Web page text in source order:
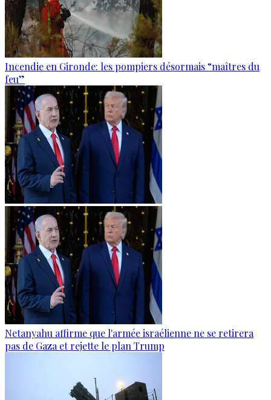
Incendie en Gironde: les pompiers désormais “maîtres du
feu”
Netanyahu affirme que l'armée israélienne ne se retirera
pas de Gaza et rejette le plan Trump